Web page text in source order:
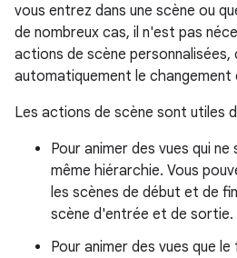
vous entrez dans une scène ou
de nombreux cas, il n'est pas
actions de scène
automatiquement le changement
Les actions de scène sont utiles
Pour animer des vues qui
même hiérarchie. Vous
les scènes de début et de
scène d'entrée et de sortie.
Pour animer des vues que